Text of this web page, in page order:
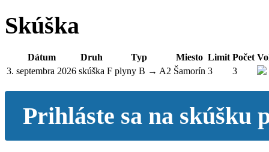
Skúška
Dátum Druh Typ Miesto Limit Počet
3. septembra 2026 skúška F plyny B → A2 Šamorín 3 3
Prihláste sa na skúšku